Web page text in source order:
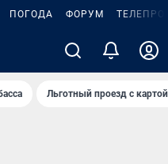
ПОГОДА ФОРУМ
Льготный проезд с